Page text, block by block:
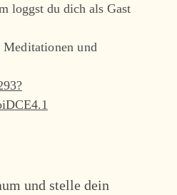
loggst du dich als Gast
und
und stelle dein